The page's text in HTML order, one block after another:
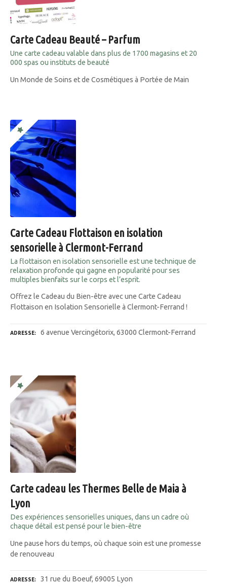
Carte Cadeau Beauté – Parfum
Une carte cadeau valable dans plus de 1700 magasins et 20
000 spas ou instituts de beauté
Un Monde de Soins et de Cosmétiques à Portée de Main
Carte Cadeau Flottaison en isolation
sensorielle à Clermont-Ferrand
La flottaison en isolation sensorielle est une technique de
relaxation profonde qui gagne en popularité pour ses
multiples bienfaits sur le corps et l’esprit.
Offrez le Cadeau du Bien-être avec une Carte Cadeau
Flottaison en Isolation Sensorielle à Clermont-Ferrand !
ADRESSE 6 avenue Vercingétorix, 63000 Clermont-Ferrand
Carte cadeau les Thermes Belle de Maia à
Lyon
Des expériences sensorielles uniques, dans un cadre où
chaque détail est pensé pour le bien-être
Une pause hors du temps, où chaque soin est une promesse
de renouveau
ADRESSE 31 rue du Boeuf, 69005 Lyon